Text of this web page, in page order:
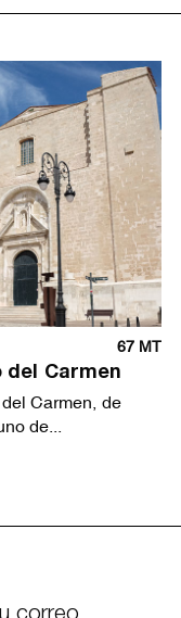
67 MT
del Carmen
Carmen, de
de...